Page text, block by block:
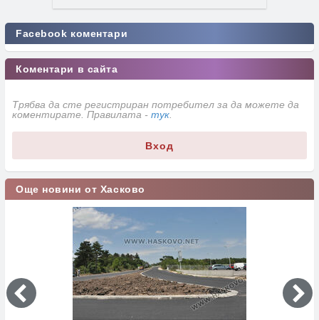
Facebook коментари
Коментари в сайта
Трябва да сте регистриран потребител за да можете да
коментирате. Правилата - тук
Вход
Още новини от Хасково